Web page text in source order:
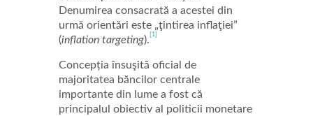
Denumirea consacrată a acestei din
urmă orientări este „ţintirea inflaţiei”
(inflation targeting). [1]
Concepția însuşită oficial de
majoritatea băncilor centrale
importante din lume a fost că
principalul obiectiv al politicii monetare